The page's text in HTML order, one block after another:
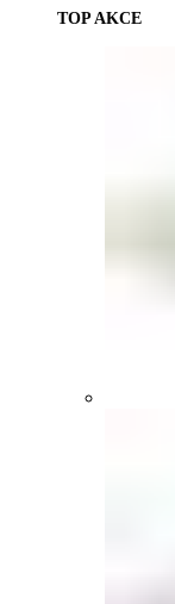
TOP AKCE